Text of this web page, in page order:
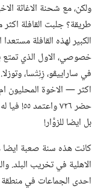
ولكن،‏ مع شحنة الاغاثة
طريقة؟‏ جلبت القافلة اكثر
الكبير لهذه القافلة
خصوصي،‏ الاول الذي تمتع
في ساراييڤو،‏ زِنِتْسا،‏
اكثر —‏ الاخوة المحليون
بل ايضا للزوَّار!‏
كانت هذه سنة صعبة
الاهلية في تخريب البلد.‏
احدى الجماعات في